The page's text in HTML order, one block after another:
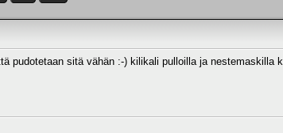
pudotetaan sitä vähän :-) kilikali pulloilla ja nestemaskilla